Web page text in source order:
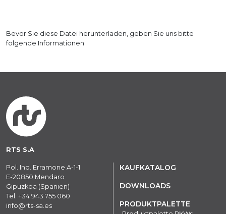
Bevor Sie diese Datei herunterladen, geben Sie uns bitte
folgende Informationen:
RTS S.A
Pol. Ind. Erramone A-1-1
E-20850 Mendaro
Gipuzkoa (Spanien)
Tel. +34 943 755 060
info@rts-sa.es
KAUFKATALOG
DOWNLOADS
PRODUKTPALETTE